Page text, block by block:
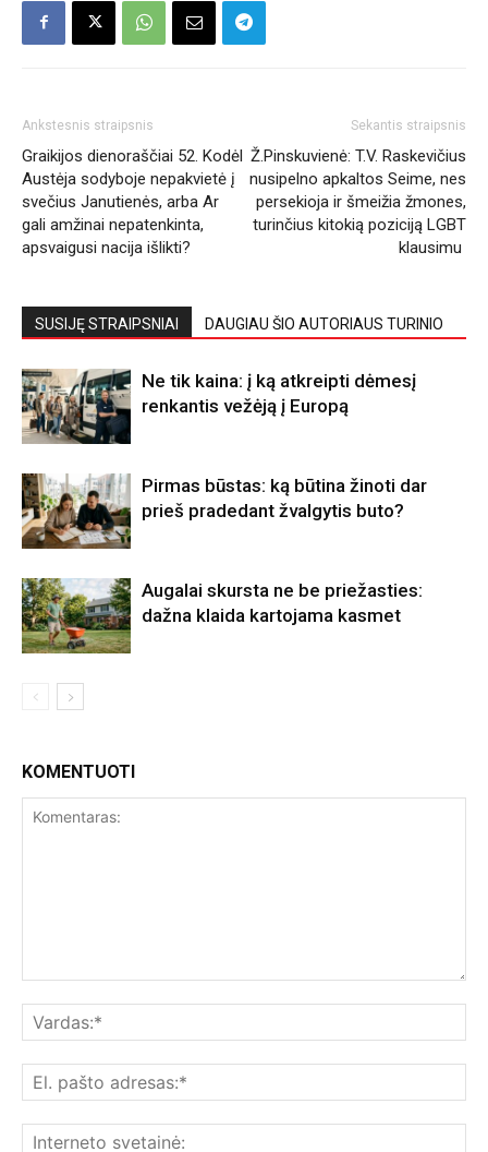
Ankstesnis straipsnis
Graikijos dienoraščiai 52. Kodėl
Austėja sodyboje nepakvietė į
svečius Janutienės, arba Ar
gali amžinai nepatenkinta,
apsvaigusi nacija išlikti?
Sekantis straipsnis
Ž.Pinskuvienė: T.V. Raskevičius
nusipelno apkaltos Seime, nes
persekioja ir šmeižia žmones,
turinčius kitokią poziciją LGBT
klausimu
SUSIJĘ STRAIPSNIAI DAUGIAU ŠIO AUTORIAUS TURINIO
Ne tik kaina: į ką atkreipti dėmesį
renkantis vežėją į Europą
Pirmas būstas: ką būtina žinoti dar
prieš pradedant žvalgytis buto?
Augalai skursta ne be priežasties:
dažna klaida kartojama kasmet
KOMENTUOTI